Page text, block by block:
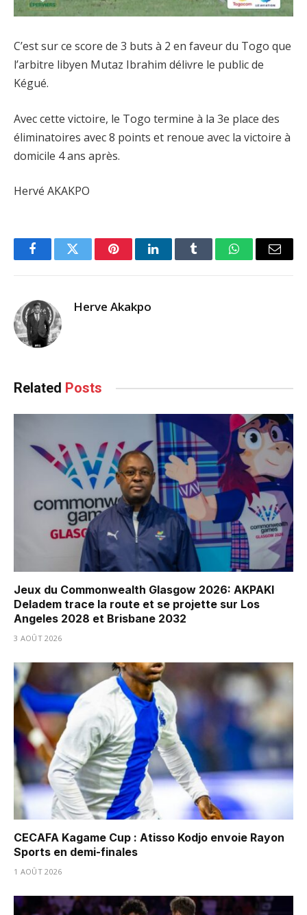
C’est sur ce score de 3 buts à 2 en faveur du Togo que
l’arbitre libyen Mutaz Ibrahim délivre le public de
Kégué.
Avec cette victoire, le Togo termine à la 3e place des
éliminatoires avec 8 points et renoue avec la victoire à
domicile 4 ans après.
Hervé AKAKPO
FacebookTwitter PinterestLinkedInTumblr WhatsAppEmail
Herve Akakpo
Related Posts
Jeux du Commonwealth Glasgow 2026: AKPAKI
Deladem trace la route et se projette sur Los
Angeles 2028 et Brisbane 2032
3 AOÛT 2026
CECAFA Kagame Cup : Atisso Kodjo envoie Rayon
Sports en demi-finales
1 AOÛT 2026